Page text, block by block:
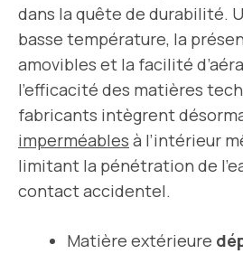
dans la quête de durabilité.
basse température, la
amovibles et la facilité
l’efficacité des matières
fabricants intègrent
imperméables à l’intérieur
limitant la pénétration de
contact accidentel.
Matière extérieure